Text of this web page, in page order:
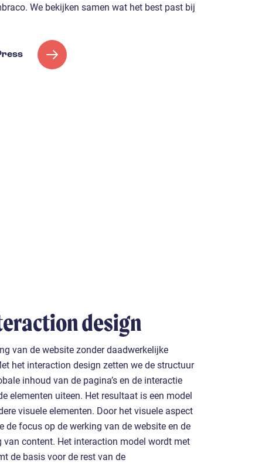
We bekijken samen wat het best past bij
design
van de website zonder daadwerkelijke
het interaction design zetten we de structuur
inhoud van de pagina’s en de interactie
elementen uiteen. Het resultaat is een model
visuele elementen. Door het visuele aspect
de focus op de werking van de website en de
van content. Het interaction model wordt met
de basis voor de rest van de